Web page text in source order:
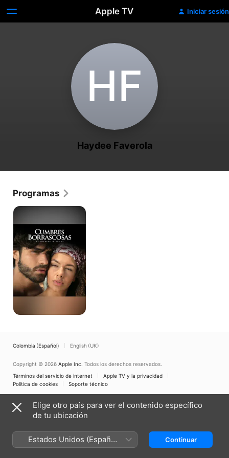
Apple TV Iniciar sesión
H‌F
Haydee Faverola
Programas
Cumbres
Colombia (Español) English (UK)
Copyright © 2026 Apple Inc. Todos los derechos reservados.
Términos del servicio de internet
Apple TV y la privacidad
Política de cookies
Soporte técnico
Elige otro país para ver el contenido específico
de tu ubicación
Estados Unidos (Español
México)
Continuar